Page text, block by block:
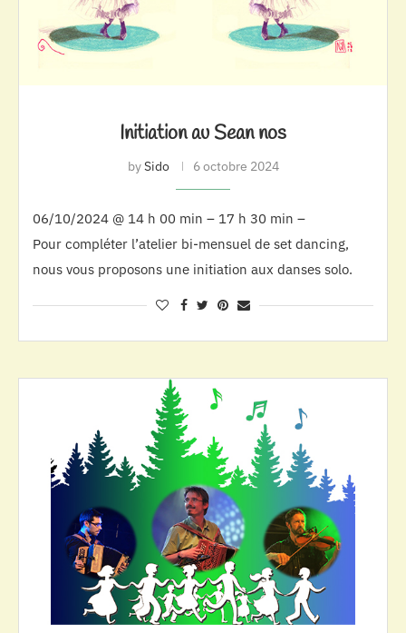
Initiation au Sean nos
bySido 6 octobre 2024
06/10/2024 @ 14 h 00 min – 17 h 30 min –
Pour compléter l’atelier bi-mensuel de set dancing,
nous vous proposons une initiation aux danses solo.